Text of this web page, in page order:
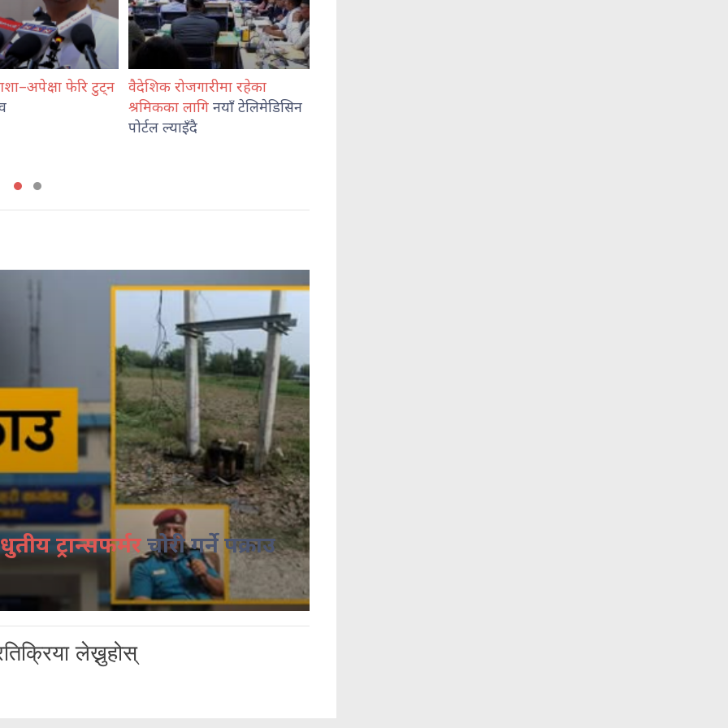
रहेका
विराटनगरमा ग्यास अभाव :
साथीकोमा खाना खान बाध्य
विद्यार्थी, बजारभर उपभोक्ता
ट्रान्सफर्मरचोरी गर्ने पक्राउ
लेख्नुहोस्